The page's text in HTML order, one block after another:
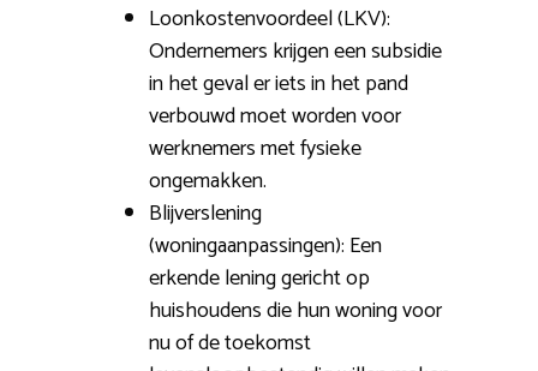
Loonkostenvoordeel (LKV):
Ondernemers krijgen een subsidie
in het geval er iets in het pand
verbouwd moet worden voor
werknemers met fysieke
ongemakken.
Blijverslening
(woningaanpassingen): Een
erkende lening gericht op
huishoudens die hun woning voor
nu of de toekomst